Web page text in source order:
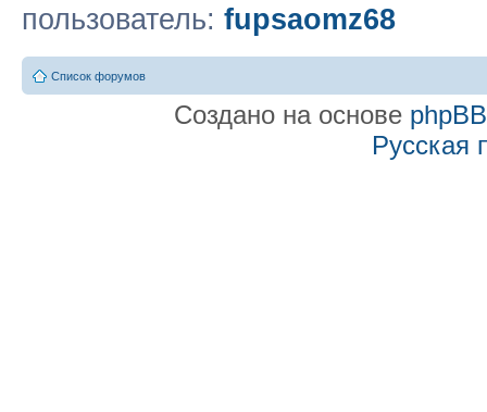
пользователь: fupsaomz68
Список форумов
Создано на основе phpBB
Русская